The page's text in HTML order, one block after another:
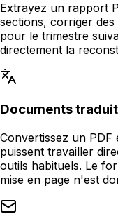
Extrayez un rapport
sections, corriger
pour le trimestre
directement la
Documents
Convertissez un
puissent travailler
outils habituels. Le
mise en page n'est